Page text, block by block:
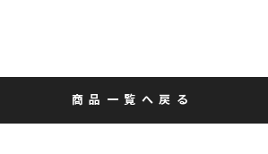
商品一覧へ戻る